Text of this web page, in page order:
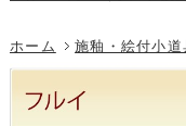
ホーム 施釉・絵付小道